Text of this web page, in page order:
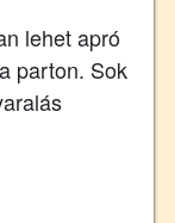
lehet apró
parton. Sok